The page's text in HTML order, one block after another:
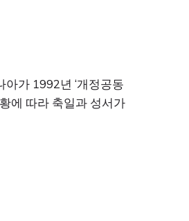
가 1992년 ‘개정공동
에 따라 축일과 성서가